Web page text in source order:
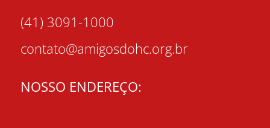
(41) 3091-1000
contato@amigosdohc.org.br
NOSSO ENDEREÇO: